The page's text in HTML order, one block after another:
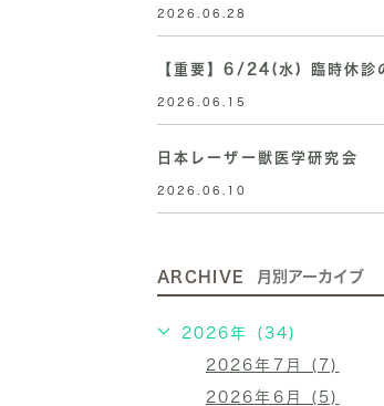
2026.06.28
【重要】6/24(水) 臨時休診
2026.06.15
日本レーザー獣医学研究会
2026.06.10
ARCHIVE 月別アーカイブ
2026年 (34)
2026年7月 (7)
2026年6月 (5)